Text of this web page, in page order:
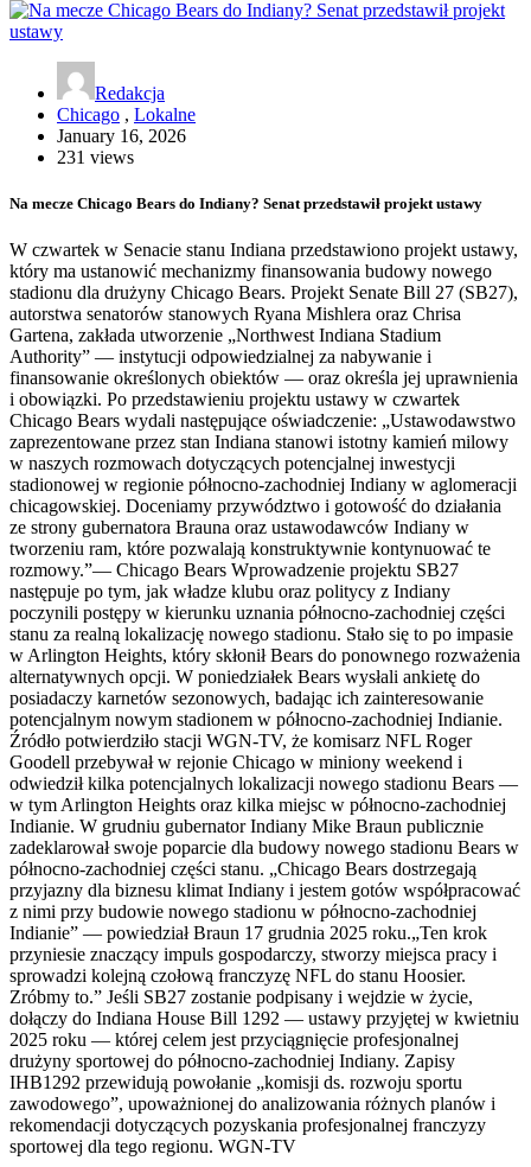
Redakcja
Chicago , Lokalne
January 16, 2026
231 views
Na mecze Chicago Bears do Indiany? Senat przedstawił projekt ustawy
W czwartek w Senacie stanu Indiana przedstawiono projekt ustawy,
który ma ustanowić mechanizmy finansowania budowy nowego
stadionu dla drużyny Chicago Bears. Projekt Senate Bill 27 (SB27),
autorstwa senatorów stanowych Ryana Mishlera oraz Chrisa
Gartena, zakłada utworzenie „Northwest Indiana Stadium
Authority” — instytucji odpowiedzialnej za nabywanie i
finansowanie określonych obiektów — oraz określa jej uprawnienia
i obowiązki. Po przedstawieniu projektu ustawy w czwartek
Chicago Bears wydali następujące oświadczenie: „Ustawodawstwo
zaprezentowane przez stan Indiana stanowi istotny kamień milowy
w naszych rozmowach dotyczących potencjalnej inwestycji
stadionowej w regionie północno-zachodniej Indiany w aglomeracji
chicagowskiej. Doceniamy przywództwo i gotowość do działania
ze strony gubernatora Brauna oraz ustawodawców Indiany w
tworzeniu ram, które pozwalają konstruktywnie kontynuować te
rozmowy.”— Chicago Bears Wprowadzenie projektu SB27
następuje po tym, jak władze klubu oraz politycy z Indiany
poczynili postępy w kierunku uznania północno-zachodniej części
stanu za realną lokalizację nowego stadionu. Stało się to po impasie
w Arlington Heights, który skłonił Bears do ponownego rozważenia
alternatywnych opcji. W poniedziałek Bears wysłali ankietę do
posiadaczy karnetów sezonowych, badając ich zainteresowanie
potencjalnym nowym stadionem w północno-zachodniej Indianie.
Źródło potwierdziło stacji WGN-TV, że komisarz NFL Roger
Goodell przebywał w rejonie Chicago w miniony weekend i
odwiedził kilka potencjalnych lokalizacji nowego stadionu Bears —
w tym Arlington Heights oraz kilka miejsc w północno-zachodniej
Indianie. W grudniu gubernator Indiany Mike Braun publicznie
zadeklarował swoje poparcie dla budowy nowego stadionu Bears w
północno-zachodniej części stanu. „Chicago Bears dostrzegają
przyjazny dla biznesu klimat Indiany i jestem gotów współpracować
z nimi przy budowie nowego stadionu w północno-zachodniej
Indianie” — powiedział Braun 17 grudnia 2025 roku.„Ten krok
przyniesie znaczący impuls gospodarczy, stworzy miejsca pracy i
sprowadzi kolejną czołową franczyzę NFL do stanu Hoosier.
Zróbmy to.” Jeśli SB27 zostanie podpisany i wejdzie w życie,
dołączy do Indiana House Bill 1292 — ustawy przyjętej w kwietniu
2025 roku — której celem jest przyciągnięcie profesjonalnej
drużyny sportowej do północno-zachodniej Indiany. Zapisy
IHB1292 przewidują powołanie „komisji ds. rozwoju sportu
zawodowego”, upoważnionej do analizowania różnych planów i
rekomendacji dotyczących pozyskania profesjonalnej franczyzy
sportowej dla tego regionu. WGN-TV